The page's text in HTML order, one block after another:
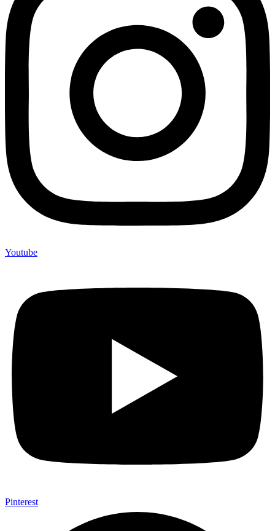
Youtube
Pinterest